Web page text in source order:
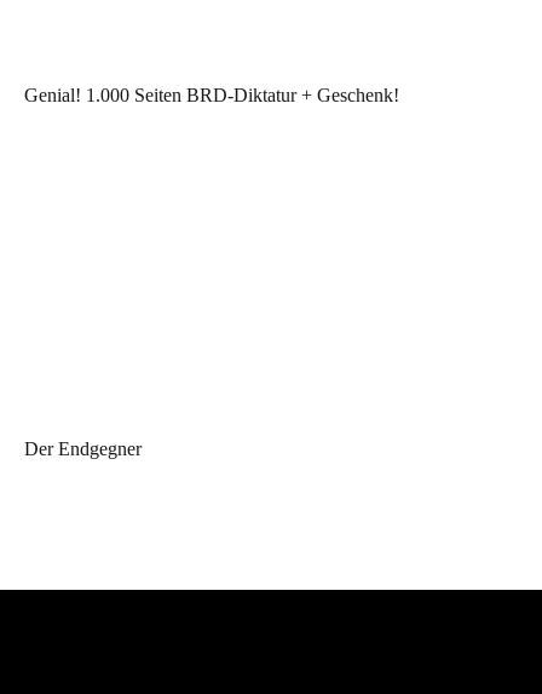
Genial! 1.000 Seiten BRD-Diktatur + Geschenk!
Der Endgegner